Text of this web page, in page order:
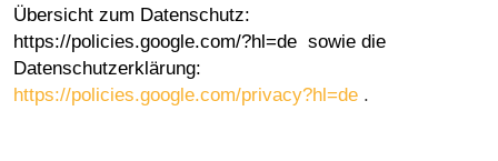
Übersicht zum Datenschutz:
https://policies.google.com/?hl=de sowie die
Datenschutzerklärung:
https://policies.google.com/privacy?hl=de .